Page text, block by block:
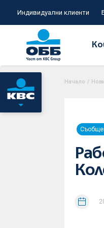
Индивидуални клиенти
Начало /